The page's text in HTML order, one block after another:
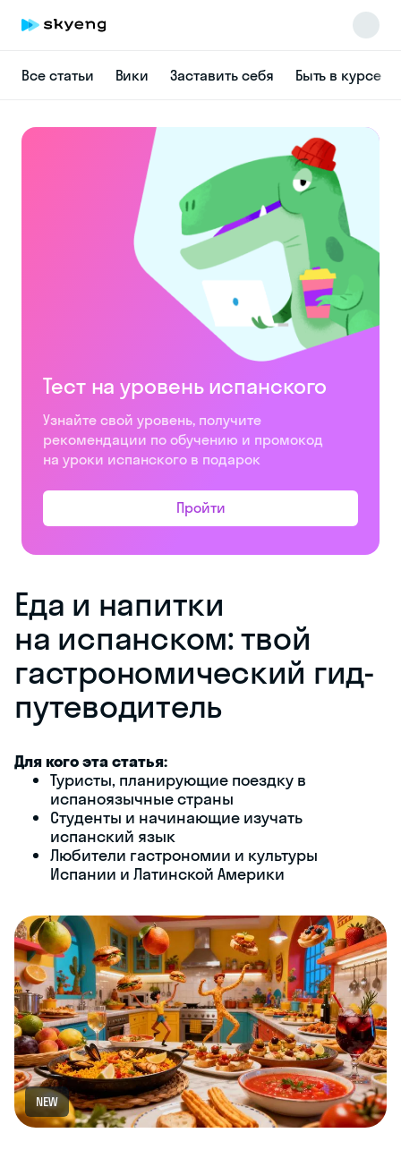
Все статьи Вики Заставить себя Быть в курсе
Тест на уровень испанского
Узнайте свой уровень, получите
рекомендации по обучению и промокод
на уроки испанского в подарок
Пройти
Еда и напитки
на испанском: твой
гастрономический гид-
путеводитель
Для кого эта статья:
Туристы, планирующие поездку в
испаноязычные страны
Студенты и начинающие изучать
испанский язык
Любители гастрономии и культуры
Испании и Латинской Америки
NEW